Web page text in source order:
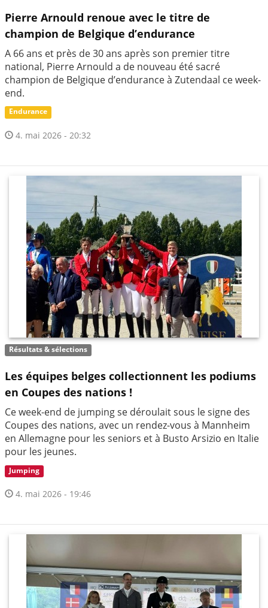
Pierre Arnould renoue avec le titre de
champion de Belgique d’endurance
A 66 ans et près de 30 ans après son premier titre
national, Pierre Arnould a de nouveau été sacré
champion de Belgique d’endurance à Zutendaal ce week-
end.
Endurance
4. mai 2026 - 20:32
Résultats & sélections
Les équipes belges collectionnent les podiums
en Coupes des nations !
Ce week-end de jumping se déroulait sous le signe des
Coupes des nations, avec un rendez-vous à Mannheim
en Allemagne pour les seniors et à Busto Arsizio en Italie
pour les jeunes.
Jumping
4. mai 2026 - 19:46